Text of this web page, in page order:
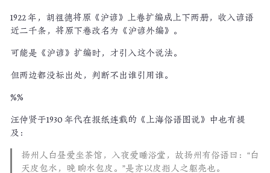
1922 年，胡祖德将原《沪谚》上卷扩编成上下两册，收入谚语
近二千条，将原下卷改名为《沪谚外编》。
可能是《沪谚》扩编时，才引入这个说法。
但两边都没标出处，判断不出谁引用谁。
%%
汪仲贤于1930 年代在报纸连载的《上海俗语图说》中也有提
及：
扬州人白昼爱坐茶馆，入夜爱睡浴堂，故扬州有俗语曰：“白
天皮包水，晚 晌水包皮。”是亦以皮指人之躯壳也。